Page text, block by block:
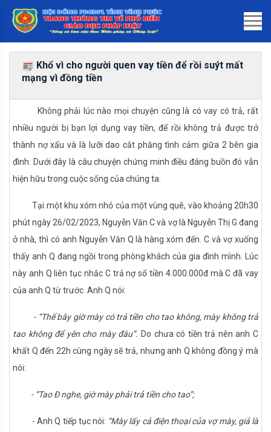
Khổ vì cho người quen vay tiền để rồi suýt mất
mạng vì đồng tiền
Không phải lúc nào mọi chuyện cũng là có vay có trả, rất
nhiều người bị bạn lợi dụng vay tiền, để rồi không trả được trở
thành nợ xấu và là lưỡi dao cắt phăng tình cảm giữa 2 bên gia
đình. Dưới đây là câu chuyện chứng minh điều đáng buồn đó vẫn
hiện hữu trong cuộc sống của chúng ta.
Tại một khu xóm nhỏ của một vùng quê, vào khoảng 20h30
phút ngày 26/02/2023, Nguyễn Văn C và vợ là Nguyễn Thị G đang
ở nhà, thì có anh Nguyễn Văn Q là hàng xóm đến. C và vợ xuống
thấy anh Q đang ngồi trong phòng khách của gia đình mình. Lúc
này anh Q liên tục nhắc C trả nợ số tiền 4.000.000đ mà C đã vay
của anh Q từ trước. Anh Q nói:
- “Thế bây giờ mày có trả tiền cho tao không, mày không trả
tao không để yên cho mày đâu”. Do chưa có tiền trả nên anh C
khất Q đến 22h cùng ngày sẽ trả, nhưng anh Q không đồng ý mà
nói:
- “Tao Đ nghe, giờ mày phải trả tiền cho tao”;
- Anh Q tiếp tục nói: “Mày lấy cả điện thoại của vợ mày, giả là